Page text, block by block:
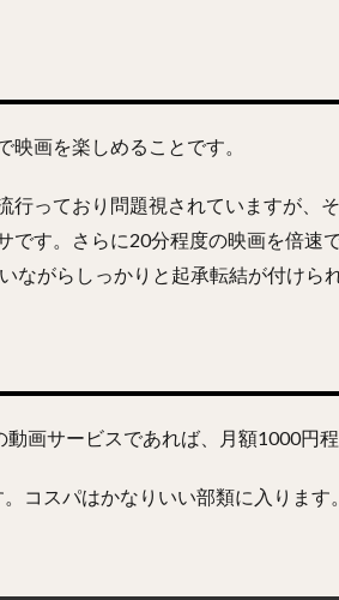
画を楽しめることです。
行っており問題視されていますが、
です。さらに20分程度の映画を倍速
ながらしっかりと起承転結が付けら
画サービスであれば、月額1000円程
コスパはかなりいい部類に入ります